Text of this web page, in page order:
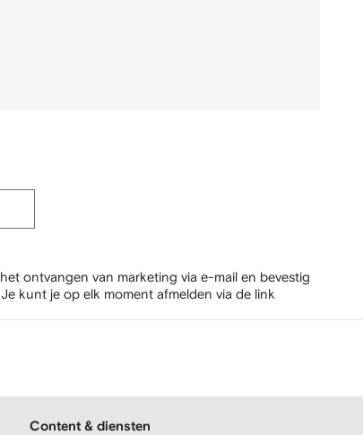
ontvangen van marketing via e-mail en bevestig
Je kunt je op elk moment afmelden via de link
Content & diensten